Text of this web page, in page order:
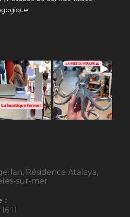
Résidence Atalaya,
sur-mer
:
11